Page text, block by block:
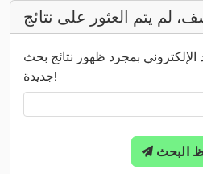
لم يتم العثور على نتائج
بمجرد ظهور نتائج بحث
جديدة!
البحث